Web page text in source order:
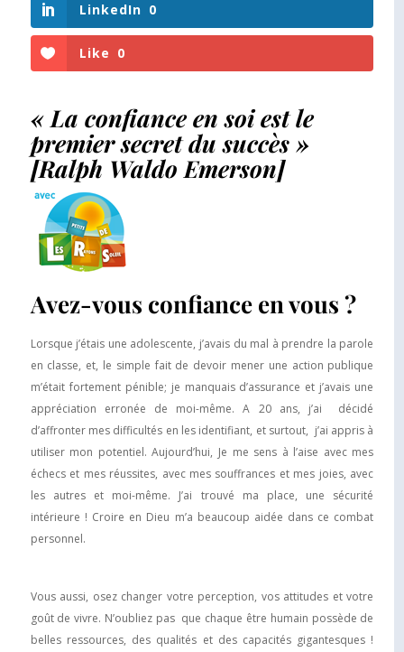
LinkedIn 0
Like 0
« La confiance en soi est le
premier secret du succès »
[Ralph Waldo Emerson]
Avez-vous confiance en vous ?
Lorsque j’étais une adolescente, j’avais du mal à prendre la parole
en classe, et, le simple fait de devoir mener une action publique
m’était fortement pénible; je manquais d’assurance et j’avais une
appréciation erronée de moi-même. A 20 ans, j’ai décidé
d’affronter mes difficultés en les identifiant, et surtout, j’ai appris à
utiliser mon potentiel. Aujourd’hui, Je me sens à l’aise avec mes
échecs et mes réussites, avec mes souffrances et mes joies, avec
les autres et moi-même. J’ai trouvé ma place, une sécurité
intérieure ! Croire en Dieu m’a beaucoup aidée dans ce combat
personnel.
Vous aussi, osez changer votre perception, vos attitudes et votre
goût de vivre. N’oubliez pas que chaque être humain possède de
belles ressources, des qualités et des capacités gigantesques !